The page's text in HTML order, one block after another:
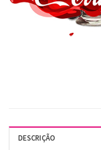
DESCRIÇÃO